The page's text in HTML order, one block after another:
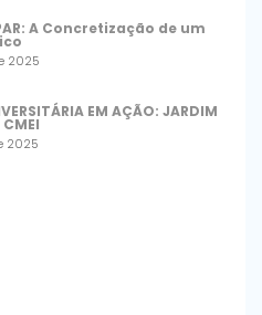
A Concretização de um
2025
EM AÇÃO: JARDIM
CMEI
2025